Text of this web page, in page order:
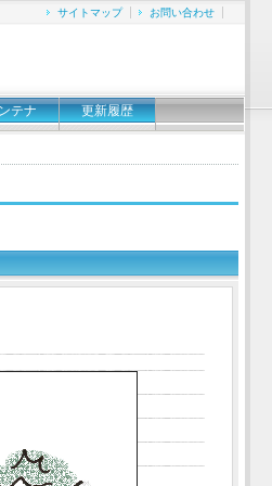
サイトマップ お問い合わせ
テナ 更新履歴